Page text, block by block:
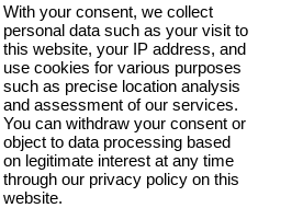
FILM
With your consent, we collect
personal data such as your visit to
this website, your IP address, and
use cookies for various purposes
such as precise location analysis
and assessment of our services.
You can withdraw your consent or
object to data processing based
on legitimate interest at any time
through our privacy policy on this
website.